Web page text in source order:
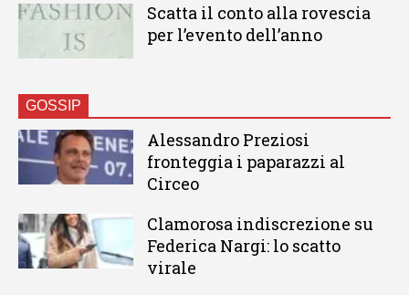
Scatta il conto alla rovescia
per l’evento dell’anno
GOSSIP
Alessandro Preziosi
fronteggia i paparazzi al
Circeo
Clamorosa indiscrezione su
Federica Nargi: lo scatto
virale